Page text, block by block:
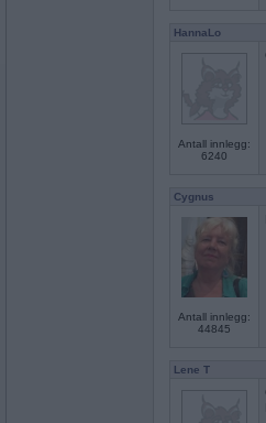
HannaLo
Antall innlegg:
6240
Cygnus
Antall innlegg:
44845
Lene T